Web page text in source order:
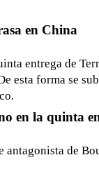
en China
entrega de
esta forma se
en la quinta
de